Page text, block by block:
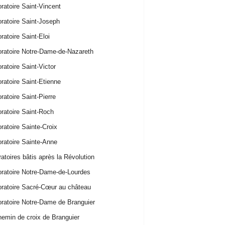
Saint-Vincent
Saint-Joseph
Saint-Eloi
Notre-Dame-de-Nazareth
Saint-Victor
Saint-Etienne
Saint-Pierre
Saint-Roch
Sainte-Croix
Sainte-Anne
bâtis après la Révolution
Notre-Dame-de-Lourdes
Sacré-Cœur au château
Notre-Dame de Branguier
de croix de Branguier